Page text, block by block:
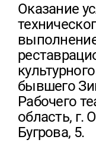
Оказание
бывшего
Рабочего
область, г.
Бугрова, 5.